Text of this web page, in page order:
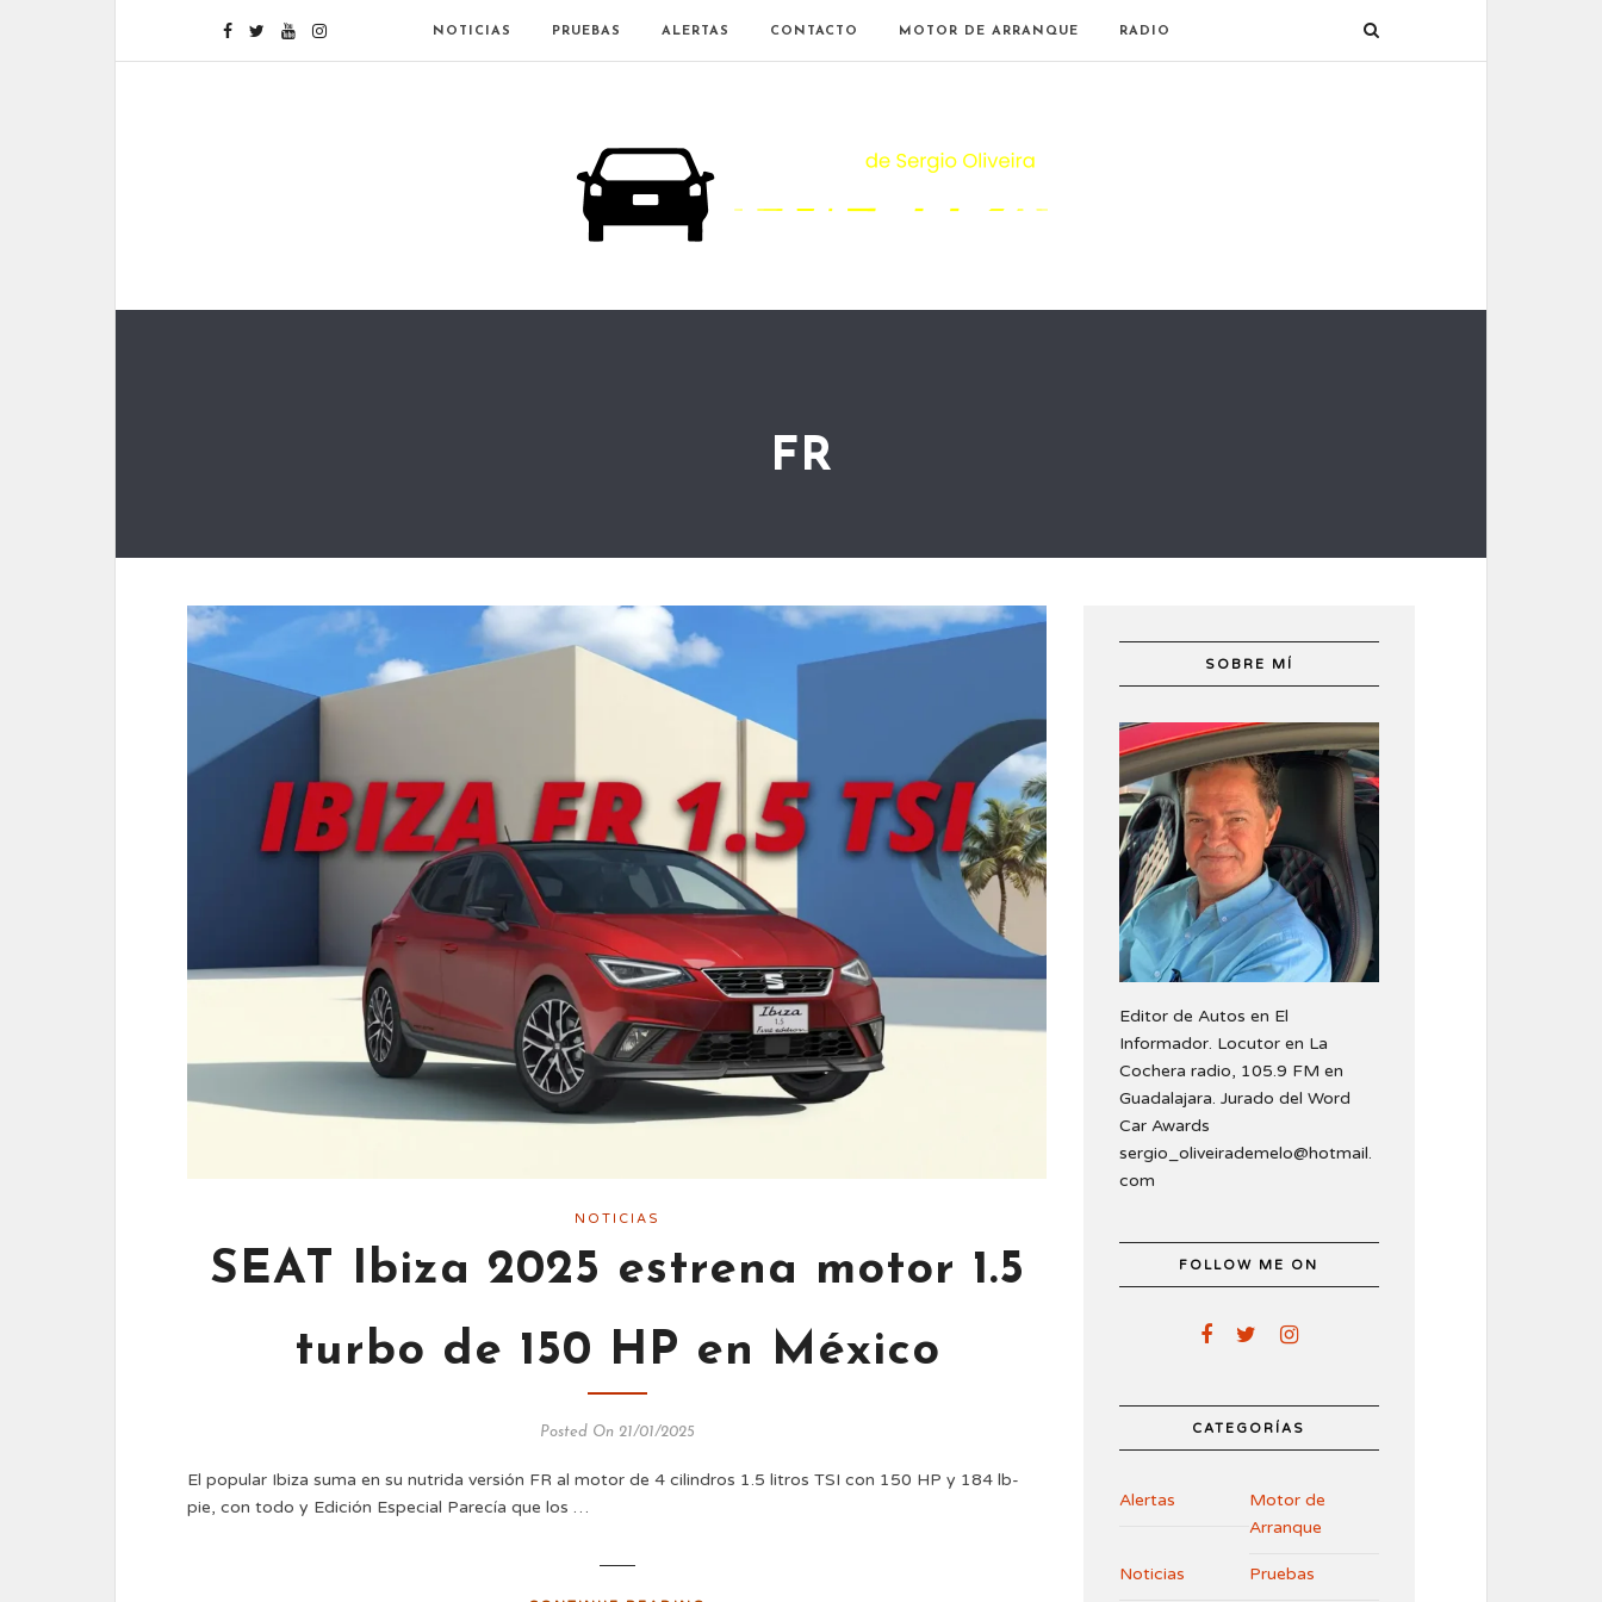
NOTICIAS PRUEBAS ALERTAS CONTACTO MOTOR DE ARRANQUE RADIO
FR
NOTICIAS
SEAT Ibiza 2025 estrena motor 1.5
turbo de 150 HP en México
Posted On 21/01/2025
El popular Ibiza suma en su nutrida versión FR al motor de 4 cilindros 1.5 litros TSI con 150 HP y 184 lb-
pie, con todo y Edición Especial Parecía que los …
SOBRE MÍ
Editor de Autos en El
Informador. Locutor en La
Cochera radio, 105.9 FM en
Guadalajara. Jurado del Word
Car Awards
sergio_oliveirademelo@hotmail.
com
FOLLOW ME ON
CATEGORÍAS
Alertas
Motor de
Arranque
Noticias Pruebas